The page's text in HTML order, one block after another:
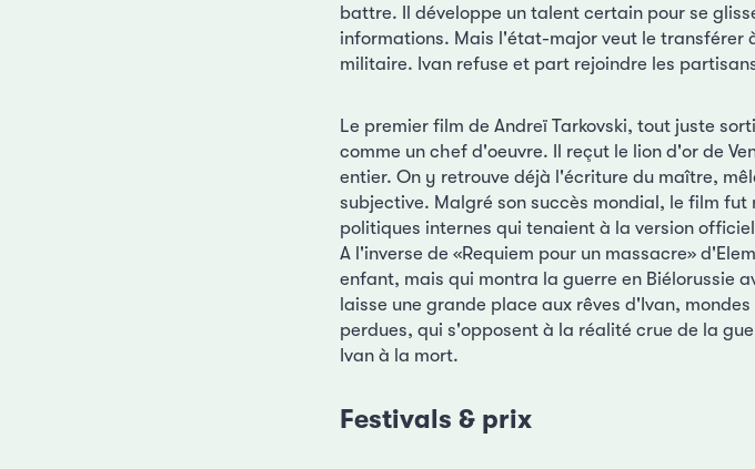
battre. Il développe un talent certain pour se
informations. Mais l'état-major veut le transférer
militaire. Ivan refuse et part rejoindre les
Le premier film de Andreï Tarkovski, tout juste
comme un chef d'oeuvre. Il reçut le lion d'or de
entier. On y retrouve déjà l'écriture du maître,
subjective. Malgré son succès mondial, le film fut
politiques internes qui tenaient à la version
A l'inverse de «Requiem pour un massacre»
enfant, mais qui montra la guerre en Biélorussie
laisse une grande place aux rêves d'Ivan,
perdues, qui s'opposent à la réalité crue de la
Ivan à la mort.
Festivals & prix